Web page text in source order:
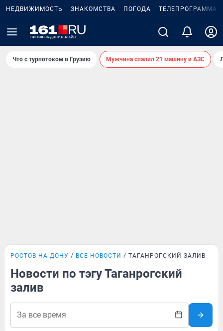
НЕДВИЖИМОСТЬ ЗНАКОМСТВА ПОГОДА ТЕЛЕПРОГРАММА
Что с турпотоком в Грузию Мужчина спалил 21 машину и АЗС
РОСТОВ-НА-ДОНУ ВСЕ НОВОСТИ ТАГАНРОГСКИЙ ЗАЛИВ
Новости по тэгу Таганрогский
залив